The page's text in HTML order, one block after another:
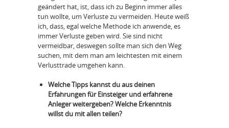
geändert hat, ist, dass ich zu Beginn immer alles
tun wollte, um Verluste zu vermeiden. Heute weiß
ich, dass, egal welche Methode ich anwende, es
immer Verluste geben wird. Sie sind nicht
vermeidbar, deswegen sollte man sich den Weg
suchen, mit dem man am leichtesten mit einem
Verlusttrade umgehen kann.
Welche Tipps kannst du aus deinen
Erfahrungen für Einsteiger und erfahrene
Anleger weitergeben? Welche Erkenntnis
willst du mit allen teilen?